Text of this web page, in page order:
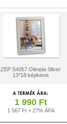
ZEP S4057 Olimpia Silver
13*18 képkeret
1 990 Ft
1 567 Ft + 27% ÁFA